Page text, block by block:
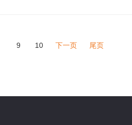
9 10 下一页 尾页